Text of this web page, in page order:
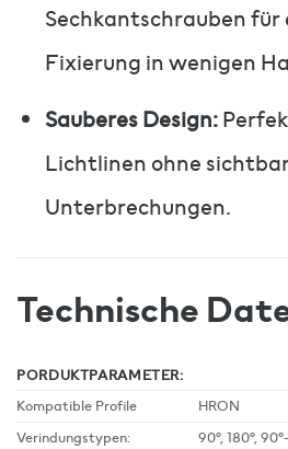
Sechkantschrauben für
Fixierung in wenigen
Sauberes Design:
Lichtlinen ohne
Unterbrechungen.
Technische
PORDUKTPARAMETER:
Kompatible Profile
HRON
Verindungstypen:
90°, 180°,